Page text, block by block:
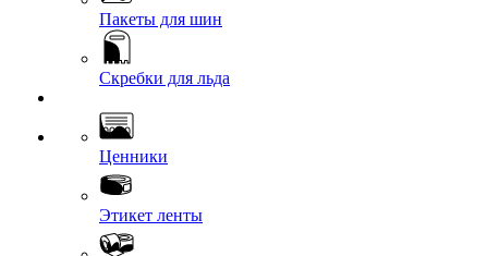
Пакеты для шин
Скребки для льда
Ценники
Этикет ленты